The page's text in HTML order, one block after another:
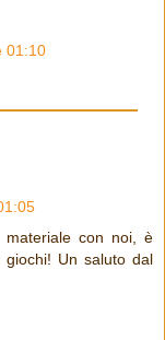
01:10
materiale con noi, è
Un saluto dal